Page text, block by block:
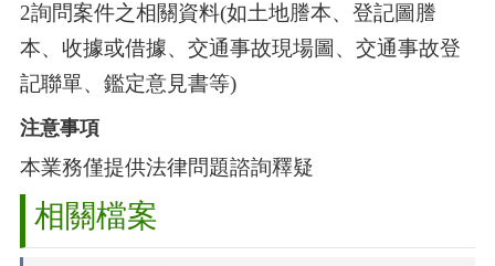
2詢問案件之相關資料(如土地謄本、登記圖謄
本、收據或借據、交通事故現場圖、交通事故登
記聯單、鑑定意見書等)
注意事項
本業務僅提供法律問題諮詢釋疑
相關檔案